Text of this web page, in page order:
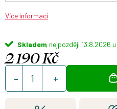
Více informací
Skladem 13.8.2026
2 190 Kč
Měrná
cena: